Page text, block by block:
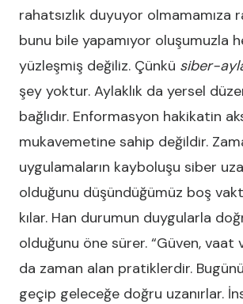
rahatsızlık duyuyor olmamamıza
bunu bile yapamıyor oluşumuzla
yüzleşmiş değiliz. Çünkü siber-
şey yoktur. Aylaklık da yersel
bağlıdır. Enformasyon hakikatin
mukavemetine sahip değildir.
uygulamaların kayboluşu siber
olduğunu düşündüğümüz boş
kılar. Han durumun duygularla
olduğunu öne sürer. “Güven, vaat
da zaman alan pratiklerdir.
geçip geleceğe doğru uzanırlar.